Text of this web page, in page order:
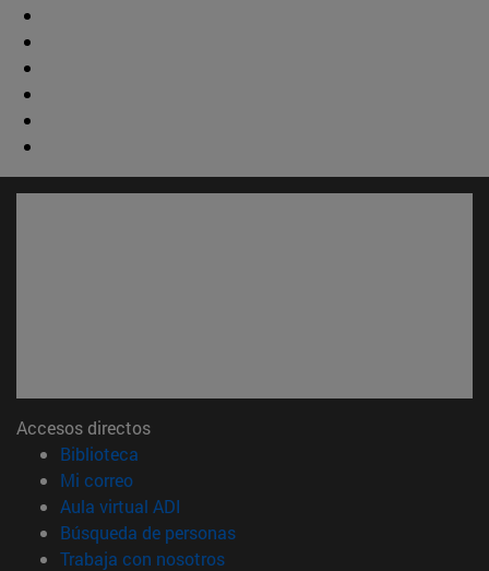
Accesos directos
Biblioteca
Mi correo(abre en nueva ventana)
Aula virtual ADI
Búsqueda de personas(abre en nueva ventana)
Trabaja con nosotros(abre en nueva ventana)